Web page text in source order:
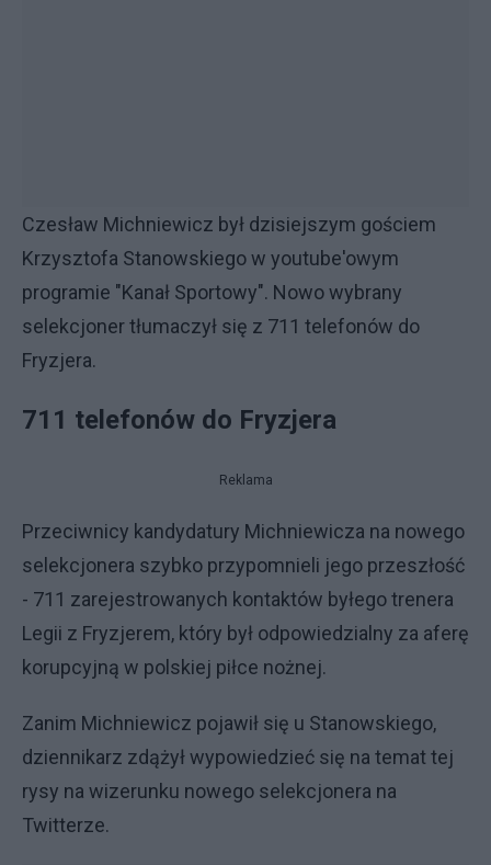
Czesław Michniewicz był dzisiejszym gościem
Krzysztofa Stanowskiego w youtube'owym
programie "Kanał Sportowy". Nowo wybrany
selekcjoner tłumaczył się z 711 telefonów do
Fryzjera.
711 telefonów do Fryzjera
Reklama
Przeciwnicy kandydatury Michniewicza na nowego
selekcjonera szybko przypomnieli jego przeszłość
- 711 zarejestrowanych kontaktów byłego trenera
Legii z Fryzjerem, który był odpowiedzialny za aferę
korupcyjną w polskiej piłce nożnej.
Zanim Michniewicz pojawił się u Stanowskiego,
dziennikarz zdążył wypowiedzieć się na temat tej
rysy na wizerunku nowego selekcjonera na
Twitterze.